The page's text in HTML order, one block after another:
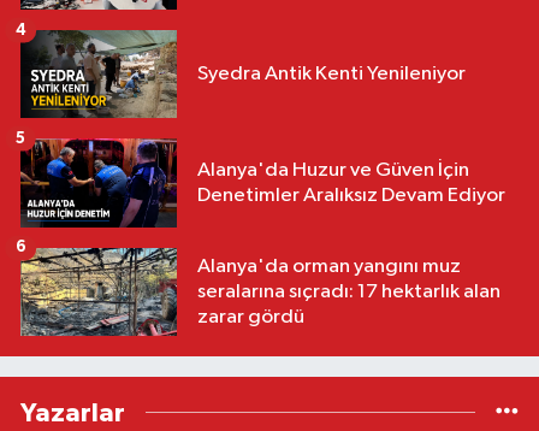
Syedra Antik Kenti Yenileniyor
4
Alanya'da Huzur ve Güven İçin
Denetimler Aralıksız Devam Ediyor
5
Alanya'da orman yangını muz
seralarına sıçradı: 17 hektarlık alan
zarar gördü
6
Yazarlar